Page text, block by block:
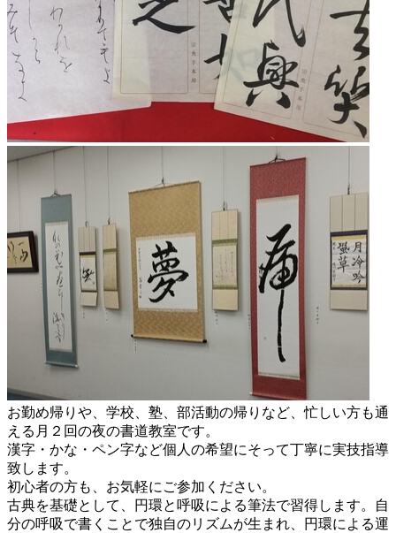
お勤め帰りや、学校、塾、部活動の帰りなど、忙しい方も通
える月２回の夜の書道教室です。
漢字・かな・ペン字など個人の希望にそって丁寧に実技指導
致します。
初心者の方も、お気軽にご参加ください。
古典を基礎として、円環と呼吸による筆法で習得します。自
分の呼吸で書くことで独自のリズムが生まれ、円環による運